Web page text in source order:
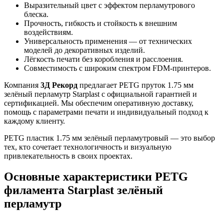
Выразительный цвет с эффектом перламутрового
блеска.
Прочность, гибкость и стойкость к внешним
воздействиям.
Универсальность применения — от технических
моделей до декоративных изделий.
Лёгкость печати без коробления и расслоения.
Совместимость с широким спектром FDM-принтеров.
Компания 3Д Рекорд предлагает PETG пруток 1.75 мм
зелёный перламутр Starplast с официальной гарантией и
сертификацией. Мы обеспечим оперативную доставку,
помощь с параметрами печати и индивидуальный подход к
каждому клиенту.
PETG пластик 1.75 мм зелёный перламутровый — это выбор
тех, кто сочетает технологичность и визуальную
привлекательность в своих проектах.
Основные характеристики PETG
филамента Starplast зелёный
перламутр